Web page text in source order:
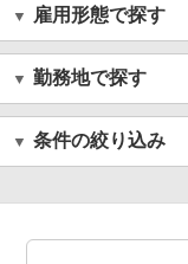
雇用形態で探す
勤務地で探す
条件の絞り込み